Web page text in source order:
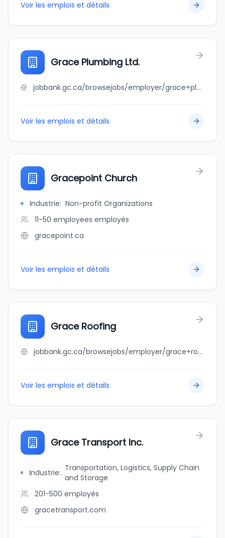
Voir les emplois et détails
Grace Plumbing Ltd.
jobbank.gc.ca/browsejobs/employer/grace+plumbing+ltd./ca
Voir les emplois et détails
Gracepoint Church
Industrie: Non-profit Organizations
11-50 employees employés
gracepoint.ca
Voir les emplois et détails
Grace Roofing
jobbank.gc.ca/browsejobs/employer/grace+roofing/ca
Voir les emplois et détails
Grace Transport Inc.
Industrie: Transportation, Logistics, Supply Chain
and Storage
201-500 employés
gracetransport.com